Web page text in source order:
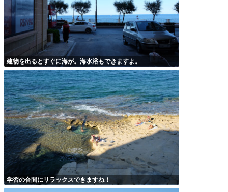
建物を出るとすぐに海が。海水浴もできますよ。
学習の合間にリラックスできますね！